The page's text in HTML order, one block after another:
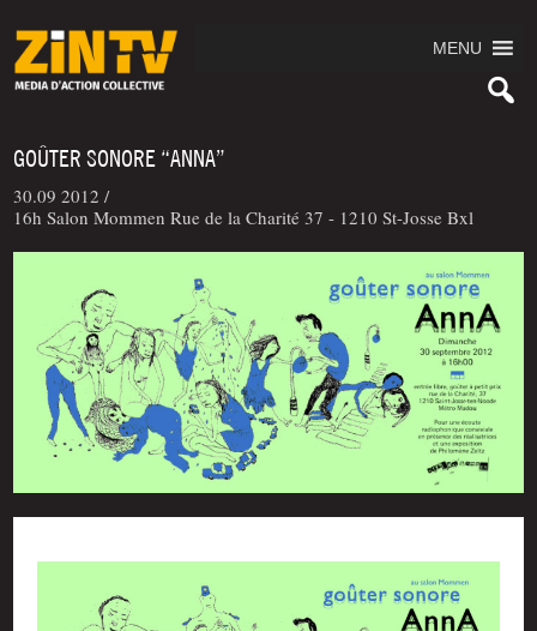
MENU
GOÛTER SONORE “ANNA”
30.09 2012 /
16h Salon Mommen Rue de la Charité 37 - 1210 St-Josse Bxl